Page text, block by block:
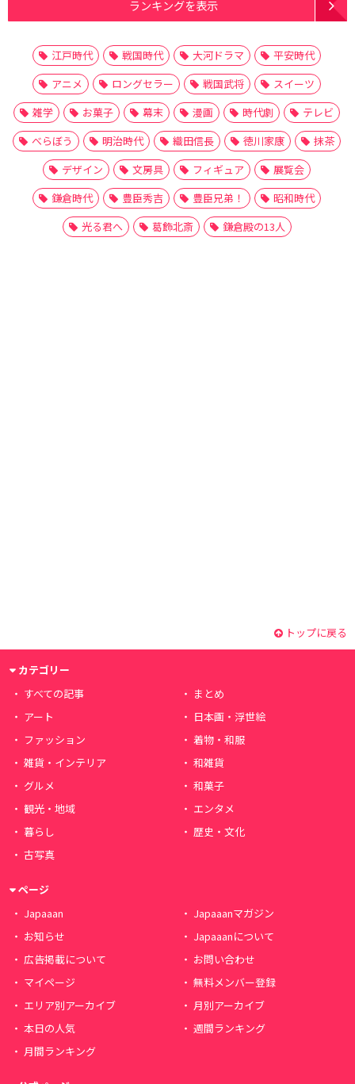
ランキングを表示
江戸時代 戦国時代 大河ドラマ
平安時代
アニメ
ロングセラー 戦国武将
スイーツ
雑学
お菓子 幕末 漫画 時代劇
テレビ
べらぼう
明治時代 織田信長 徳川家康
抹茶
デザイン
文房具 フィギュア
展覧会
鎌倉時代
豊臣秀吉 豊臣兄弟！
昭和時代
光る君へ
葛飾北斎 鎌倉殿の13人
トップに戻る
カテゴリー
すべての記事
まとめ
アート
日本画・浮世絵
ファッション
着物・和服
雑貨・インテリア
和雑貨
グルメ
和菓子
観光・地域
エンタメ
暮らし
歴史・文化
古写真
ページ
Japaaan
Japaaanマガジン
お知らせ
Japaaanについて
広告掲載について
お問い合わせ
マイページ
無料メンバー登録
エリア別アーカイブ
月別アーカイブ
本日の人気
週間ランキング
月間ランキング